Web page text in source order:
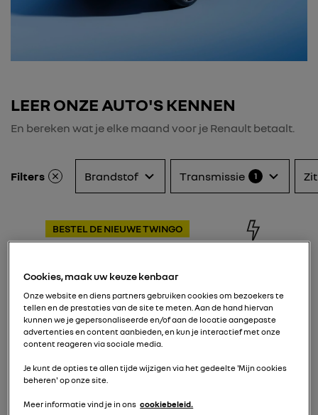
LEER ONZE AUTO'S KENNEN
En bereken wat je elke maand voor je Renault betaalt.
Filters Brandstof Transmissie 1
BESTEL DE NIEUWE TWINGO
TWINGO E-TECH
ELECTRIC
Cookies, maak uw keuze kenbaar
Onze website en diens partners gebruiken cookies om bezoekers te
tellen en de prestaties van de site te meten. Aan de hand hiervan
kunnen we je gepersonaliseerde en/of aan de locatie aangepaste
advertenties en content aanbieden, en kun je interactief met onze
content reageren via sociale media.
Je kunt de opties te allen tijde wijzigen via het gedeelte 'Mijn cookies
beheren' op onze site.
Meer informatie vind je in ons cookiebeleid.